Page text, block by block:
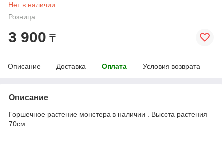
Нет в наличии
Розница
3 900 ₸
Описание Доставка Оплата Условия возврата
Описание
Горшечное растение монстера в наличии . Высота растения
70см.